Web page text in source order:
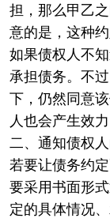
担，那么甲乙
意的是，这种
如果债权人不
承担债务。不
下，仍然同意
人也会产生效力
二、通知债权
若要让债务约
要采用书面形
定的具体情况